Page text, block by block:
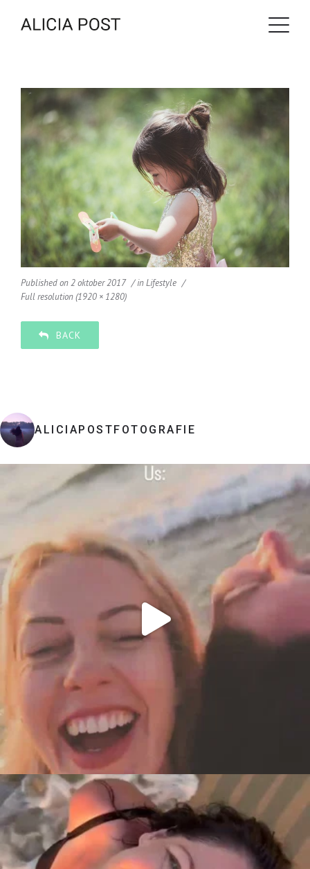
Published on2 oktober 2017 inLifestyle
Full resolution (1920 × 1280)
BACK
ALICIAPOSTFOTOGRAFIE